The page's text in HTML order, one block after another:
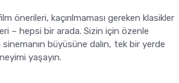
önerileri, kaçırılmaması gereken klasikler
– hepsi bir arada. Sizin için özenle
büyüsüne dalın, tek bir yerde
yaşayın.